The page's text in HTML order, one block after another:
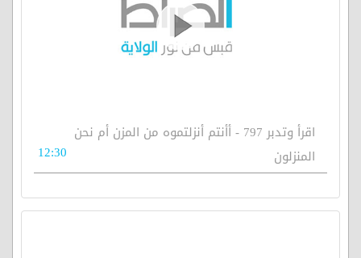
اقرأ وتدبر 797 - أأنتم أنزلتموه من المزن أم نحن
المنزلون
12:30